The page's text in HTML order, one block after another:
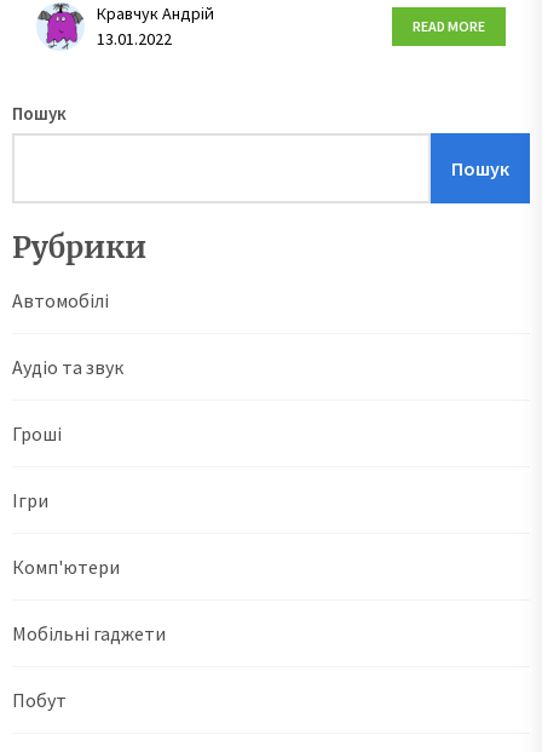
Кравчук Андрій
13.01.2022
READ MORE
Пошук
Пошук
Рубрики
Автомобілі
Аудіо та звук
Гроші
Ігри
Комп'ютери
Мобільні гаджети
Побут